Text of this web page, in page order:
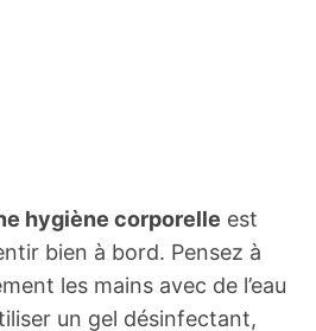
hygiène corporelle est
bien à bord. Pensez à
les mains avec de l’eau
un gel désinfectant,